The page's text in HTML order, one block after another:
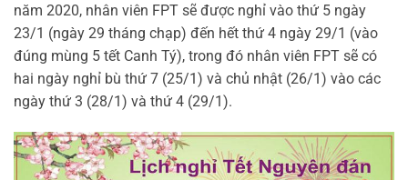
năm 2020, nhân viên FPT sẽ được nghỉ vào thứ 5 ngày
23/1 (ngày 29 tháng chạp) đến hết thứ 4 ngày 29/1 (vào
đúng mùng 5 tết Canh Tý), trong đó nhân viên FPT sẽ có
hai ngày nghỉ bù thứ 7 (25/1) và chủ nhật (26/1) vào các
ngày thứ 3 (28/1) và thứ 4 (29/1).